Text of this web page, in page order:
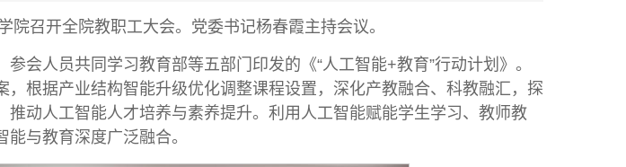
院召开全院教职工大会。党委书记杨春霞主持会议。
会人员共同学习教育部等五部门印发的《“人工智能+教育”行动计划》。
，根据产业结构智能升级优化调整课程设置，深化产教融合、科教融汇，探
推动人工智能人才培养与素养提升。利用人工智能赋能学生学习、教师教
与教育深度广泛融合。